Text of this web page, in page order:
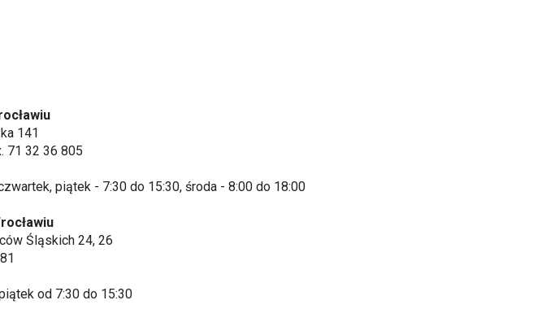
141
71 32 36 805
piątek - 7:30 do 15:30, środa - 8:00 do 18:00
Śląskich 24, 26
od 7:30 do 15:30